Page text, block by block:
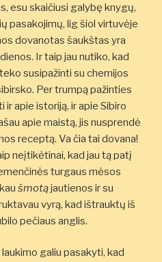
esu skaičiusi galybę knygų,
pasakojimų, lig šiol virtuvėje
dovanotas šaukštas yra
Ir taip jau nutiko, kad
susipažinti su chemijos
Per trumpą pažinties
apie istoriją, ir apie Sibiro
apie maistą, jis nusprendė
receptą. Va čia tai dovana!
neįtikėtinai, kad jau tą patį
turgaus mėsos
šmotąjautienos ir su
vyrą, kad ištrauktų iš
pečiaus anglis.
galiu pasakyti, kad